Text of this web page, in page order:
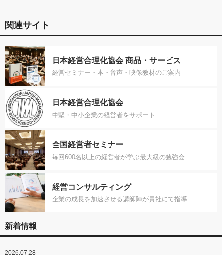
関連サイト
日本経営合理化協会 商品・サービス
経営セミナー・本・音声・映像教材のご案内
日本経営合理化協会
中堅・中小企業の経営者をサポート
全国経営者セミナー
毎回600名以上の経営者が学ぶ最大級の勉強会
経営コンサルティング
企業の成長を加速させる講師陣が貴社にて指導
新着情報
2026.07.28